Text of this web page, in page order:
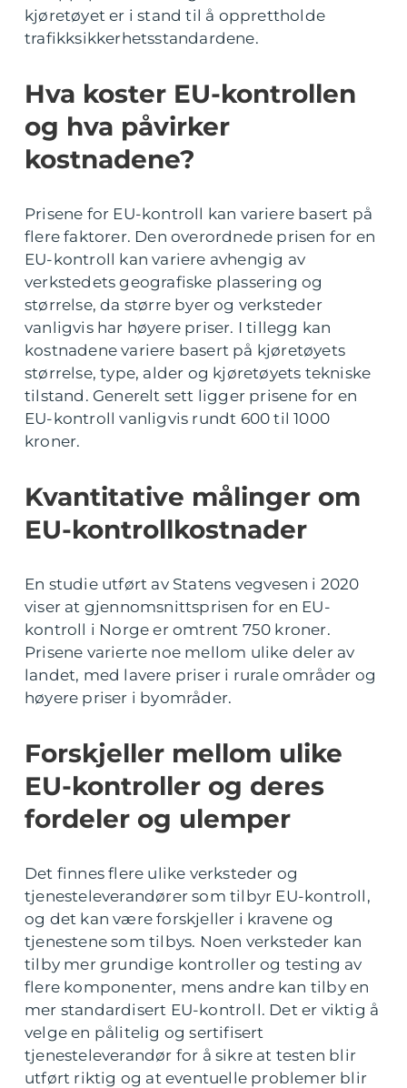
kjøretøyet er i stand til å opprettholde
trafikksikkerhetsstandardene.
Hva koster EU-kontrollen
og hva påvirker
kostnadene?
Prisene for EU-kontroll kan variere basert på
flere faktorer. Den overordnede prisen for en
EU-kontroll kan variere avhengig av
verkstedets geografiske plassering og
størrelse, da større byer og verksteder
vanligvis har høyere priser. I tillegg kan
kostnadene variere basert på kjøretøyets
størrelse, type, alder og kjøretøyets tekniske
tilstand. Generelt sett ligger prisene for en
EU-kontroll vanligvis rundt 600 til 1000
kroner.
Kvantitative målinger om
EU-kontrollkostnader
En studie utført av Statens vegvesen i 2020
viser at gjennomsnittsprisen for en EU-
kontroll i Norge er omtrent 750 kroner.
Prisene varierte noe mellom ulike deler av
landet, med lavere priser i rurale områder og
høyere priser i byområder.
Forskjeller mellom ulike
EU-kontroller og deres
fordeler og ulemper
Det finnes flere ulike verksteder og
tjenesteleverandører som tilbyr EU-kontroll,
og det kan være forskjeller i kravene og
tjenestene som tilbys. Noen verksteder kan
tilby mer grundige kontroller og testing av
flere komponenter, mens andre kan tilby en
mer standardisert EU-kontroll. Det er viktig å
velge en pålitelig og sertifisert
tjenesteleverandør for å sikre at testen blir
utført riktig og at eventuelle problemer blir